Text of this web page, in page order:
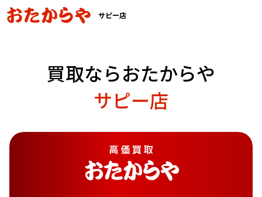
サピー店
買取ならおたからや
サピー店